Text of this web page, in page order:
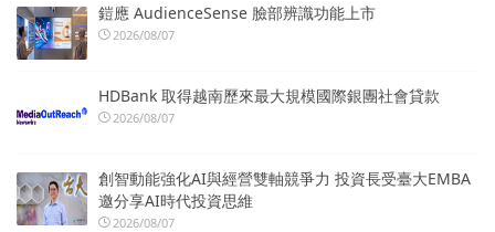
鎧應 AudienceSense 臉部辨識功能上市
2026/08/07
HDBank 取得越南歷來最大規模國際銀團社會貸款
2026/08/07
創智動能強化AI與經營雙軸競爭力 投資長受臺大EMBA
邀分享AI時代投資思維
2026/08/07